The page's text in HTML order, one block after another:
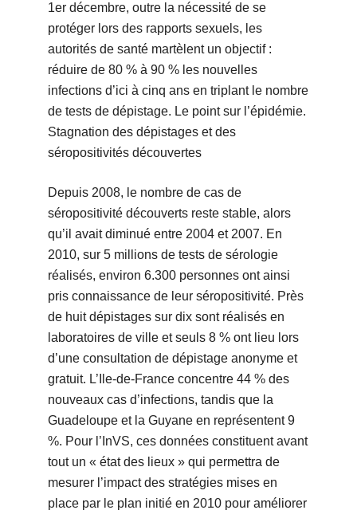
1er décembre, outre la nécessité de se
protéger lors des rapports sexuels, les
autorités de santé martèlent un objectif :
réduire de 80 % à 90 % les nouvelles
infections d’ici à cinq ans en triplant le nombre
de tests de dépistage. Le point sur l’épidémie.
Stagnation des dépistages et des
séropositivités découvertes
Depuis 2008, le nombre de cas de
séropositivité découverts reste stable, alors
qu’il avait diminué entre 2004 et 2007. En
2010, sur 5 millions de tests de sérologie
réalisés, environ 6.300 personnes ont ainsi
pris connaissance de leur séropositivité. Près
de huit dépistages sur dix sont réalisés en
laboratoires de ville et seuls 8 % ont lieu lors
d’une consultation de dépistage anonyme et
gratuit. L’Ile-de-France concentre 44 % des
nouveaux cas d’infections, tandis que la
Guadeloupe et la Guyane en représentent 9
%. Pour l’InVS, ces données constituent avant
tout un « état des lieux » qui permettra de
mesurer l’impact des stratégies mises en
place par le plan initié en 2010 pour améliorer